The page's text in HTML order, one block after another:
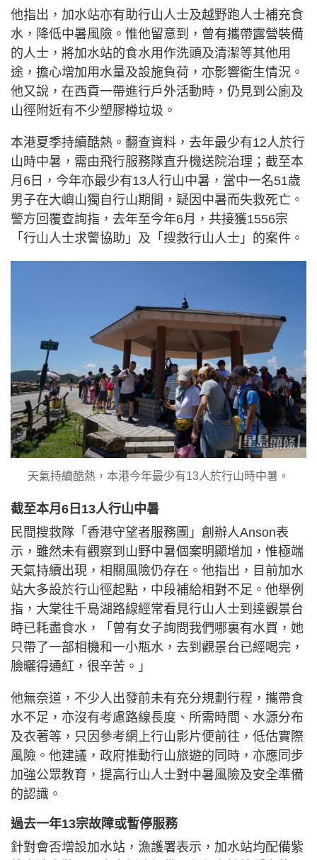
他指出，加水站亦有助行山人士及越野跑人士補充食
水，降低中暑風險。惟他留意到，曾有攜帶露營裝備
的人士，將加水站的食水用作洗頭及清潔等其他用
途，擔心增加用水量及設施負荷，亦影響衞生情況。
他又說，在西貢一帶進行戶外活動時，仍見到公廁及
山徑附近有不少塑膠樽垃圾。
本港夏季持續酷熱。翻查資料，去年最少有12人於行
山時中暑，需由飛行服務隊直升機送院治理；截至本
月6日，今年亦最少有13人行山中暑，當中一名51歲
男子在大嶼山獨自行山期間，疑因中暑而失救死亡。
警方回覆查詢指，去年至今年6月，共接獲1556宗
「行山人士求警協助」及「搜救行山人士」的案件。
天氣持續酷熱，本港今年最少有13人於行山時中暑。
截至本月6日13人行山中暑
民間搜救隊「香港守望者服務團」創辦人Anson表
示，雖然未有觀察到山野中暑個案明顯增加，惟極端
天氣持續出現，相關風險仍存在。他指出，目前加水
站大多設於行山徑起點，中段補給相對不足。他舉例
指，大棠往千島湖路線經常看見行山人士到達觀景台
時已耗盡食水，「曾有女子詢問我們哪裏有水買，她
只帶了一部相機和一小瓶水，去到觀景台已經喝完，
臉曬得通紅，很辛苦。」
他無奈道，不少人出發前未有充分規劃行程，攜帶食
水不足，亦沒有考慮路線長度、所需時間、水源分布
及衣著等，只因參考網上行山影片便前往，低估實際
風險。他建議，政府推動行山旅遊的同時，亦應同步
加強公眾教育，提高行山人士對中暑風險及安全準備
的認識。
過去一年13宗故障或暫停服務
針對會否增設加水站，漁護署表示，加水站均配備紫